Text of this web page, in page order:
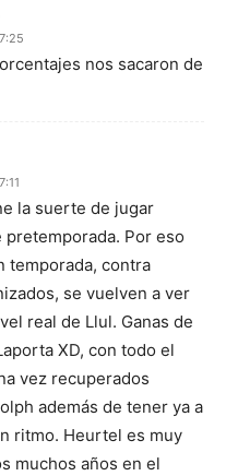
nos sacaron de
la suerte de jugar
pretemporada. Por eso
temporada, contra
se vuelven a ver
real de Llul. Ganas de
XD, con todo el
vez recuperados
además de tener ya a
ritmo. Heurtel es muy
muchos años en el